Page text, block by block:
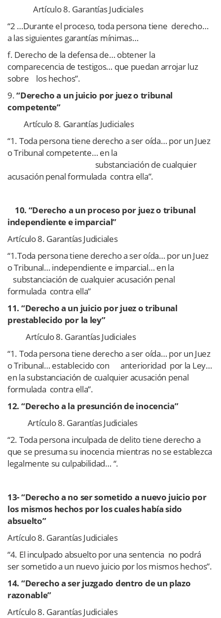
Artículo 8. Garantías Judiciales
“2 …Durante el proceso, toda persona tiene derecho…
a las siguientes garantías mínimas…
f. Derecho de la defensa de… obtener la
comparecencia de testigos… que puedan arrojar luz
sobre los hechos”.
9.“Derecho a un juicio por juez o tribunal
competente”
Artículo 8. Garantías Judiciales
“1. Toda persona tiene derecho a ser oída… por un Juez
o Tribunal competente… en la
substanciación de cualquier
acusación penal formulada contra ella”.
10. “Derecho a un proceso por juez o tribunal
independiente e imparcial”
Artículo 8. Garantías Judiciales
“1.Toda persona tiene derecho a ser oída… por un Juez
o Tribunal… independiente e imparcial… en la
substanciación de cualquier acusación penal
formulada contra ella”
11. “Derecho a un juicio por juez o tribunal
prestablecido por la ley”
Artículo 8. Garantías Judiciales
“1. Toda persona tiene derecho a ser oída… por un Juez
o Tribunal… establecido con anterioridad por la Ley…
en la substanciación de cualquier acusación penal
formulada contra ella”.
12. “Derecho a la presunción de inocencia”
Artículo 8. Garantías Judiciales
“2. Toda persona inculpada de delito tiene derecho a
que se presuma su inocencia mientras no se establezca
legalmente su culpabilidad… “.
13- “Derecho a no ser sometido a nuevo juicio por
los mismos hechos por los cuales había sido
absuelto”
Artículo 8. Garantías Judiciales
“4. El inculpado absuelto por una sentencia no podrá
ser sometido a un nuevo juicio por los mismos hechos”.
14. “Derecho a ser juzgado dentro de un plazo
razonable”
Artículo 8. Garantías Judiciales